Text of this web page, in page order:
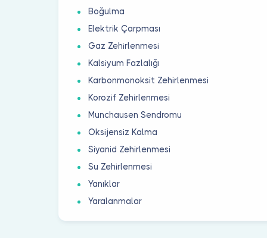
Boğulma
Elektrik Çarpması
Gaz Zehirlenmesi
Kalsiyum Fazlalığı
Karbonmonoksit Zehirlenmesi
Korozif Zehirlenmesi
Munchausen Sendromu
Oksijensiz Kalma
Siyanid Zehirlenmesi
Su Zehirlenmesi
Yanıklar
Yaralanmalar